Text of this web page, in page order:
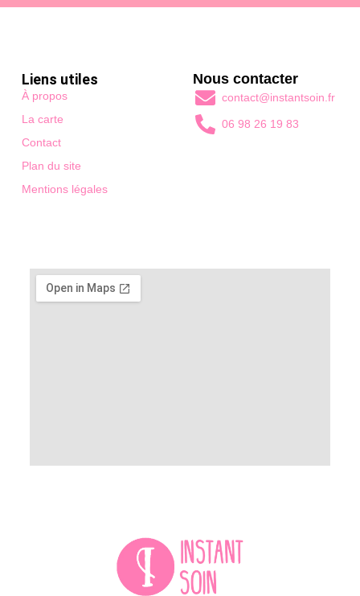
Liens utiles
À propos
La carte
Contact
Plan du site
Mentions légales
Nous contacter
contact@instantsoin.fr
06 98 26 19 83